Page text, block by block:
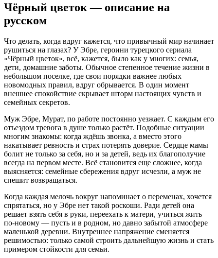
Чёрный цветок — описание на
русском
Что делать, когда вдруг кажется, что привычный мир начинает
рушиться на глазах? У Эбре, героини турецкого сериала
«Чёрный цветок», всё, кажется, было как у многих: семья,
дети, домашние заботы. Обычное степенное течение жизни в
небольшом поселке, где свои порядки важнее любых
новомодных правил, вдруг обрывается. В один момент
внешнее спокойствие скрывает шторм настоящих чувств и
семейных секретов.
Муж Эбре, Мурат, по работе постоянно уезжает. С каждым его
отъездом тревога в душе только растёт. Подобные ситуации
многим знакомы: когда ждёшь звонка, а вместо этого
накатывает ревность и страх потерять доверие. Сердце мамы
болит не только за себя, но и за детей, ведь их благополучие
всегда на первом месте. Всё становится еще сложнее, когда
выясняется: семейные сбережения вдруг исчезли, а муж не
спешит возвращаться.
Когда каждая мелочь вокруг напоминает о переменах, хочется
спрятаться, но у Эбре нет такой роскоши. Ради детей она
решает взять себя в руки, переехать к матери, учиться жить
по-новому — пусть и в родном, но давно забытой атмосфере
маленькой деревни. Внутреннее напряжение сменяется
решимостью: только самой строить дальнейшую жизнь и стать
примером стойкости для семьи.